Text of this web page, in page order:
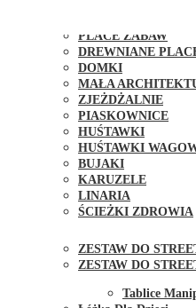
PLACE ZABAW
DREWNIANE
DOMKI
MAŁA
ZJEŻDŻALNIE
PIASKOWNICE
HUŚTAWKI
HUŚTAWKI
BUJAKI
KARUZELE
LINARIA
ŚCIEŻKI ZDROWIA
ZESTAW DO
ZESTAW DO
Tablice